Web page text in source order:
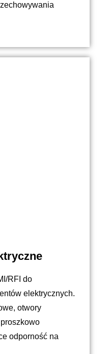
RFI do
elektrycznych.
otwory
odporność na